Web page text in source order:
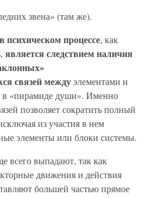
звена» (там же).
психическом процессе, как
является следствием наличия
связей междуэлементами и
в «пирамиде души». Именно
позволяет сократить полный
из участия в нем
элементы или блоки системы.
всего выпадают, так как
движения и действия
большей частью прямое